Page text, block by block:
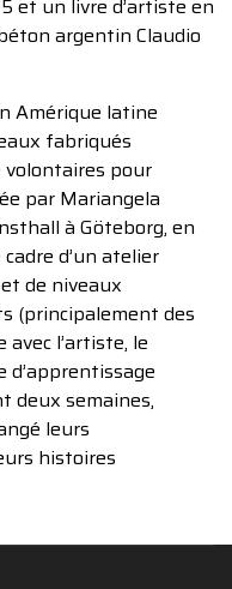
et un livre d’artiste en
argentin Claudio
Amérique latine
fabriqués
pour
par Mariangela
à Göteborg, en
d’un atelier
de niveaux
(principalement des
l’artiste, le
d’apprentissage
deux semaines,
leurs
histoires